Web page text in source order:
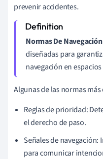
prevenir accidentes.
Normas De
diseñadas para
navegación en
Algunas de las normas
Reglas de prioridad:
el derecho de paso.
Señales de navegación:
para comunicar